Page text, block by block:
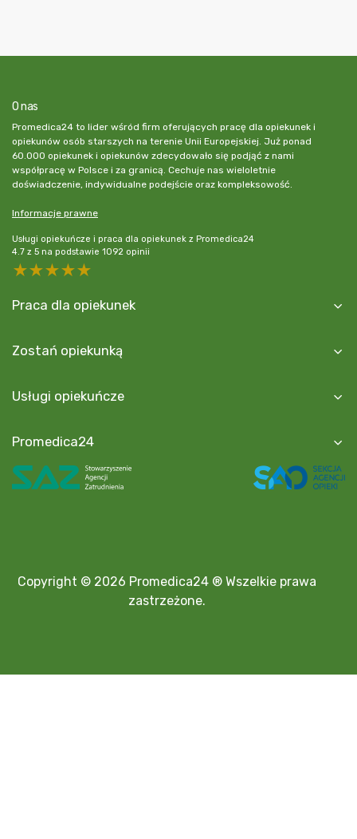
O nas
Promedica24 to lider wśród firm oferujących pracę dla opiekunek i
opiekunów osób starszych na terenie Unii Europejskiej. Już ponad
60.000 opiekunek i opiekunów zdecydowało się podjąć z nami
współpracę w Polsce i za granicą. Cechuje nas wieloletnie
doświadczenie, indywidualne podejście oraz kompleksowość.
Informacje prawne
Usługi opiekuńcze i praca dla opiekunek z Promedica24
4.7 z 5 na podstawie 1092 opinii
5 stars
4 stars
3 stars
2 stars
Praca dla opiekunek
Zostań opiekunką
Usługi opiekuńcze
Promedica24
Copyright © 2026 Promedica24 ® Wszelkie prawa
zastrzeżone.